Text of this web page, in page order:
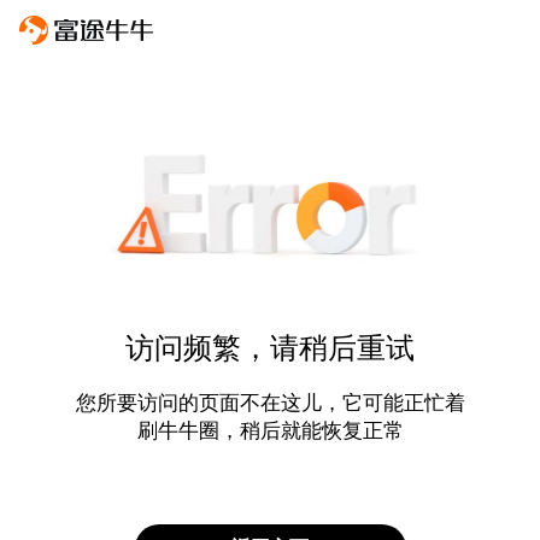
访问频繁，请稍后重试
您所要访问的页面不在这儿，它可能正忙着
刷牛牛圈，稍后就能恢复正常